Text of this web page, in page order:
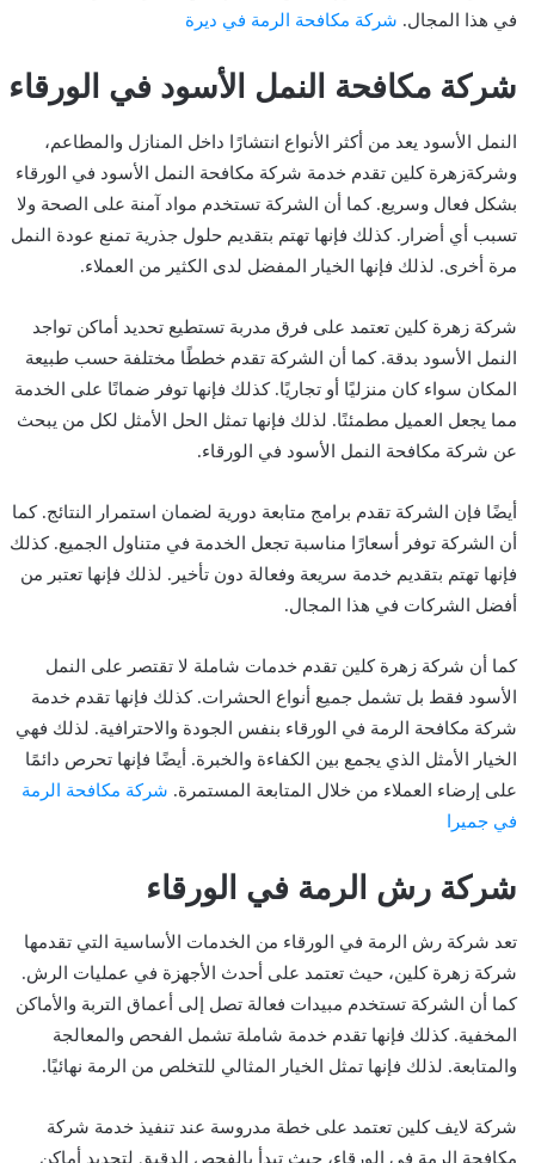
في هذا المجال. شركة مكافحة الرمة في ديرة
شركة مكافحة النمل الأسود في الورقاء
النمل الأسود يعد من أكثر الأنواع انتشارًا داخل المنازل والمطاعم،
وشركةزهرة كلين تقدم خدمة شركة مكافحة النمل الأسود في الورقاء
بشكل فعال وسريع. كما أن الشركة تستخدم مواد آمنة على الصحة ولا
تسبب أي أضرار. كذلك فإنها تهتم بتقديم حلول جذرية تمنع عودة النمل
مرة أخرى. لذلك فإنها الخيار المفضل لدى الكثير من العملاء.
شركة زهرة كلين تعتمد على فرق مدربة تستطيع تحديد أماكن تواجد
النمل الأسود بدقة. كما أن الشركة تقدم خططًا مختلفة حسب طبيعة
المكان سواء كان منزليًا أو تجاريًا. كذلك فإنها توفر ضمانًا على الخدمة
مما يجعل العميل مطمئنًا. لذلك فإنها تمثل الحل الأمثل لكل من يبحث
عن شركة مكافحة النمل الأسود في الورقاء.
أيضًا فإن الشركة تقدم برامج متابعة دورية لضمان استمرار النتائج. كما
أن الشركة توفر أسعارًا مناسبة تجعل الخدمة في متناول الجميع. كذلك
فإنها تهتم بتقديم خدمة سريعة وفعالة دون تأخير. لذلك فإنها تعتبر من
أفضل الشركات في هذا المجال.
كما أن شركة زهرة كلين تقدم خدمات شاملة لا تقتصر على النمل
الأسود فقط بل تشمل جميع أنواع الحشرات. كذلك فإنها تقدم خدمة
شركة مكافحة الرمة في الورقاء بنفس الجودة والاحترافية. لذلك فهي
الخيار الأمثل الذي يجمع بين الكفاءة والخبرة. أيضًا فإنها تحرص دائمًا
على إرضاء العملاء من خلال المتابعة المستمرة. شركة مكافحة الرمة
في جميرا
شركة رش الرمة في الورقاء
تعد شركة رش الرمة في الورقاء من الخدمات الأساسية التي تقدمها
شركة زهرة كلين، حيث تعتمد على أحدث الأجهزة في عمليات الرش.
كما أن الشركة تستخدم مبيدات فعالة تصل إلى أعماق التربة والأماكن
المخفية. كذلك فإنها تقدم خدمة شاملة تشمل الفحص والمعالجة
والمتابعة. لذلك فإنها تمثل الخيار المثالي للتخلص من الرمة نهائيًا.
شركة لايف كلين تعتمد على خطة مدروسة عند تنفيذ خدمة شركة
مكافحة الرمة في الورقاء، حيث تبدأ بالفحص الدقيق لتحديد أماكن